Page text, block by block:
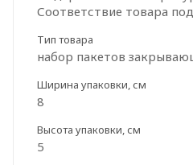
Соответствие товара
Тип товара
набор пакетов
Ширина упаковки, см
8
Высота упаковки, см
5